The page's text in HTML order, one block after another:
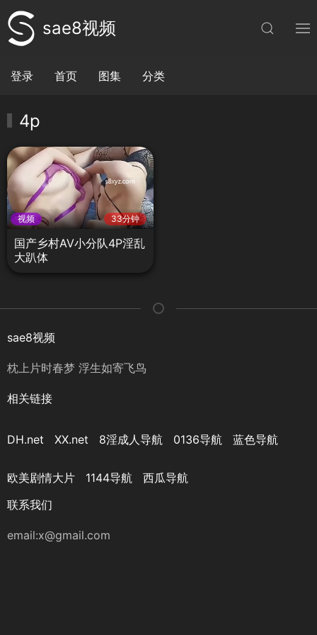
sae8视频
登录 首页 图集 分类
4p
视频 33分钟
国产乡村AV小分队4P淫乱
大趴体
sae8视频
枕上片时春梦 浮生如寄飞鸟
相关链接
DH.net XX.net 8淫成人导航 0136导航 蓝色导航
欧美剧情大片 1144导航
西瓜导航
联系我们
email:x@gmail.com